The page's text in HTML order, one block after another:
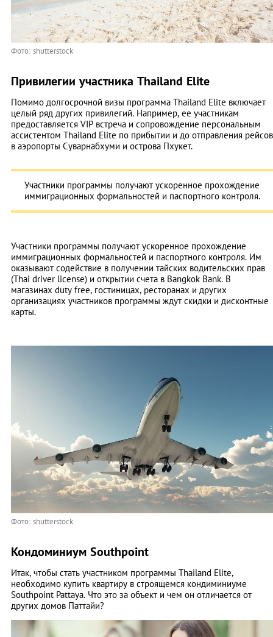
Фото: shutterstock
Привилегии участника Thailand Elite
Помимо долгосрочной визы программа Thailand Elite включает
целый ряд других привилегий. Например, ее участникам
предоставляется VIP встреча и сопровождение персональным
ассистентом Thailand Elite по прибытии и до отправления рейсов
в аэропорты Суварнабхуми и острова Пхукет.
Участники программы получают ускоренное прохождение
иммиграционных формальностей и паспортного контроля.
Участники программы получают ускоренное прохождение
иммиграционных формальностей и паспортного контроля. Им
оказывают содействие в получении тайских водительских прав
(Thai driver license) и открытии счета в Bangkok Bank. В
магазинах duty free, гостиницах, ресторанах и других
организациях участников программы ждут скидки и дисконтные
карты.
Фото: shutterstock
Кондоминиум Southpoint
Итак, чтобы стать участником программы Thailand Elite,
необходимо купить квартиру в строящемся кондиминиуме
Southpoint Pattaya. Что это за объект и чем он отличается от
других домов Паттайи?